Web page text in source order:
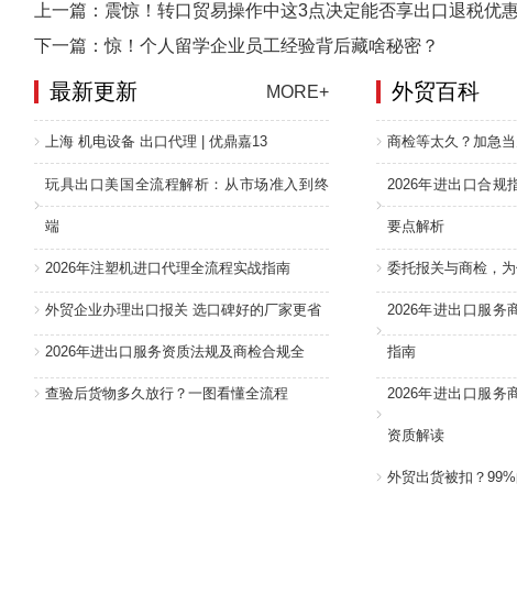
上一篇：震惊！转口贸易操作中这3点决定能否享出口退税优
下一篇：惊！个人留学企业员工经验背后藏啥秘密？
最新更新 MORE+
上海 机电设备 出口代理 | 优鼎嘉13
玩具出口美国全流程解析：从市场准入到终
端
2026年注塑机进口代理全流程实战指南
外贸企业办理出口报关 选口碑好的厂家更省
2026年进出口服务资质法规及商检合规全
查验后货物多久放行？一图看懂全流程
外贸百科
商检等太久？加急
2026年进出口合规
要点解析
委托报关与商检，
2026年进出口服务
指南
2026年进出口服务
资质解读
外贸出货被扣？